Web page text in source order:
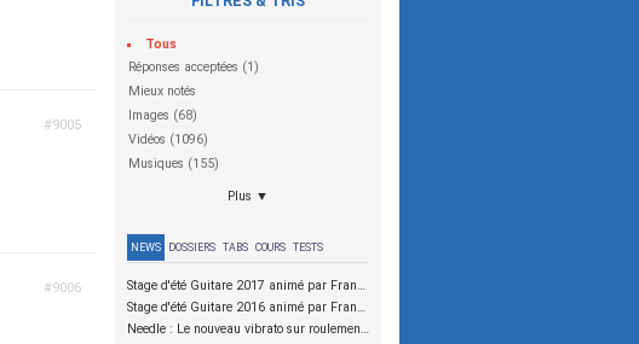
Tous
Réponses acceptées (1)
Mieux notés
Images (68)
Vidéos (1096)
Musiques (155)
Plus ▼
NEWS DOSSIERS TABS COURS TESTS
Stage d'été Guitare 2017 animé par Franck Graziano et Julien Bouvier
Stage d'été Guitare 2016 animé par Franck Graziano et Julien Bouvier
Needle : Le nouveau vibrato sur roulements à aiguilles
#9005
#9006